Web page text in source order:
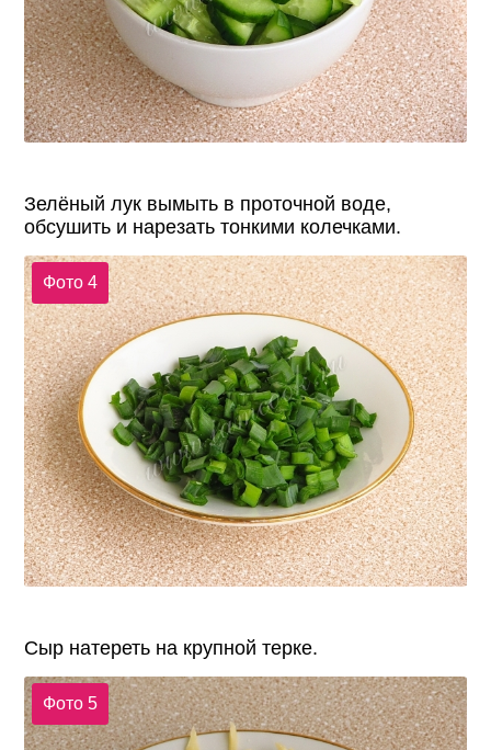
Зелёный лук вымыть в проточной воде,
обсушить и нарезать тонкими колечками.
Фото 4
Сыр натереть на крупной терке.
Фото 5